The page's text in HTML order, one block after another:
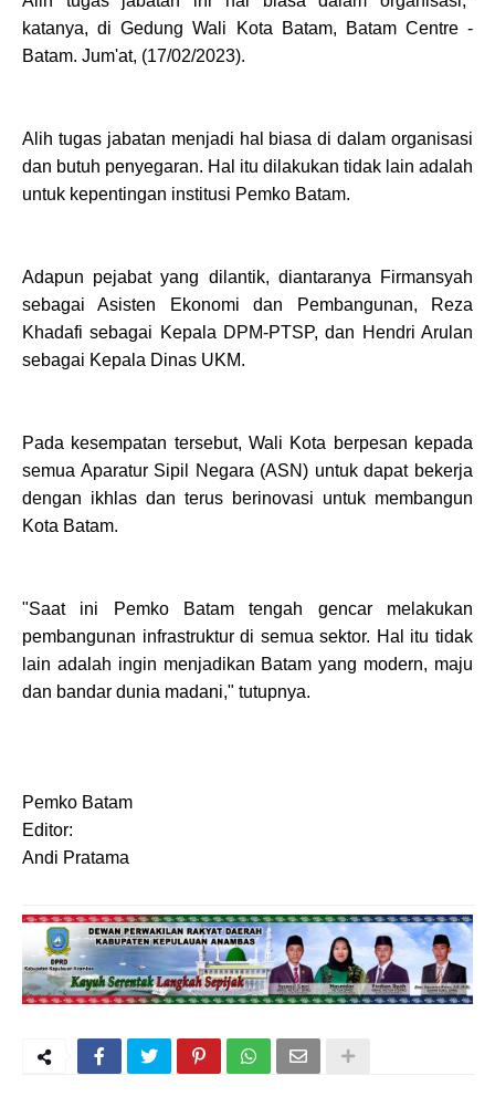
katanya, di Gedung Wali Kota Batam, Batam Centre -
Batam. Jum'at, (17/02/2023).
Alih tugas jabatan menjadi hal biasa di dalam organisasi
dan butuh penyegaran. Hal itu dilakukan tidak lain adalah
untuk kepentingan institusi Pemko Batam.
Adapun pejabat yang dilantik, diantaranya Firmansyah
sebagai Asisten Ekonomi dan Pembangunan, Reza
Khadafi sebagai Kepala DPM-PTSP, dan Hendri Arulan
sebagai Kepala Dinas UKM.
Pada kesempatan tersebut, Wali Kota berpesan kepada
semua Aparatur Sipil Negara (ASN) untuk dapat bekerja
dengan ikhlas dan terus berinovasi untuk membangun
Kota Batam.
"Saat ini Pemko Batam tengah gencar melakukan
pembangunan infrastruktur di semua sektor. Hal itu tidak
lain adalah ingin menjadikan Batam yang modern, maju
dan bandar dunia madani," tutupnya.
Pemko Batam
Editor:
Andi Pratama